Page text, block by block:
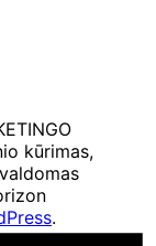
kūrimas,
.